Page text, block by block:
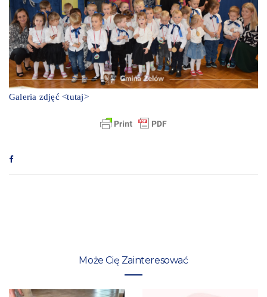
Galeria zdjęć<tutaj>
Może Cię Zainteresować